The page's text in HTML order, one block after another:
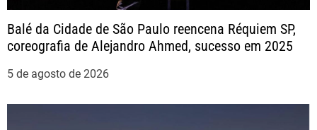
t
Balé da Cidade de São Paulo reencena Réquiem SP,
coreografia de Alejandro Ahmed, sucesso em 2025
5 de agosto de 2026